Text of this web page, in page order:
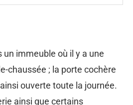
un immeuble où il y a une
chaussée ; la porte cochère
ouverte toute la journée.
ainsi que certains